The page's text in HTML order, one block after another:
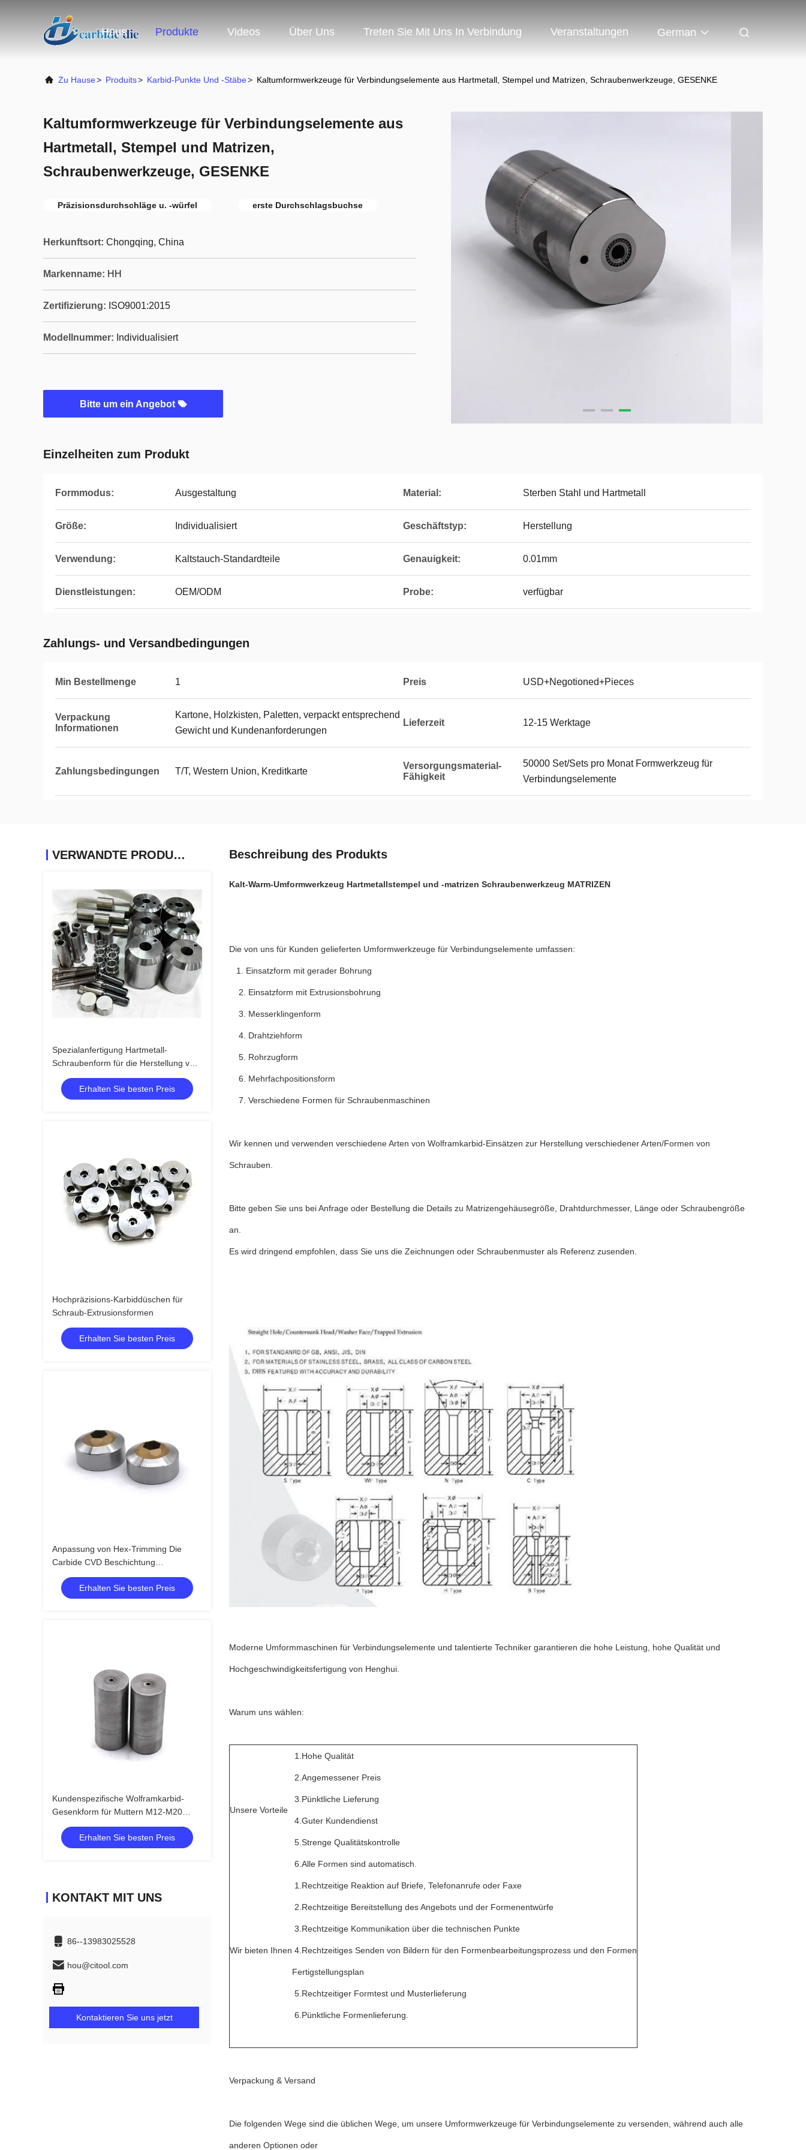
Haus Produkte Videos Über Uns Treten Sie Mit Uns In Verbindung Veranstaltungen German
Zu Hause> Produits> Karbid-Punkte Und -Stäbe> Kaltumformwerkzeuge für Verbindungselemente aus Hartmetall, Stempel und Matrizen, Schraubenwerkzeuge, GESENKE
Kaltumformwerkzeuge für Verbindungselemente aus
Hartmetall, Stempel und Matrizen,
Schraubenwerkzeuge, GESENKE
Präzisionsdurchschläge u. -würfel erste Durchschlagsbuchse
Herkunftsort: Chongqing, China
Markenname: HH
Zertifizierung: ISO9001:2015
Modellnummer: Individualisiert
Bitte um ein Angebot
Einzelheiten zum Produkt
Formmodus: Ausgestaltung Material: Sterben Stahl und Hartmetall
Größe: Individualisiert Geschäftstyp: Herstellung
Verwendung: Kaltstauch-Standardteile Genauigkeit: 0.01mm
Dienstleistungen: OEM/ODM Probe: verfügbar
Zahlungs- und Versandbedingungen
Min Bestellmenge 1 Preis USD+Negotioned+Pieces
Verpackung
Informationen
Kartone, Holzkisten, Paletten, verpackt entsprechend
Gewicht und Kundenanforderungen
Lieferzeit 12-15 Werktage
Zahlungsbedingungen T/T, Western Union, Kreditkarte
Versorgungsmaterial-
Fähigkeit
50000 Set/Sets pro Monat Formwerkzeug für
Verbindungselemente
VERWANDTE PRODUKTE
Spezialanfertigung Hartmetall-
Schraubenform für die Herstellung von
Verbindungselementen
Erhalten Sie besten Preis
Hochpräzisions-Karbiddüschen für
Schraub-Extrusionsformen
Erhalten Sie besten Preis
Anpassung von Hex-Trimming Die
Carbide CVD Beschichtung
Industrieform
Erhalten Sie besten Preis
Kundenspezifische Wolframkarbid-
Gesenkform für Muttern M12-M20
Schmiedeform
Erhalten Sie besten Preis
KONTAKT MIT UNS
86--13983025528
hou@citool.com
Kontaktieren Sie uns jetzt
Beschreibung des Produkts
Kalt-Warm-Umformwerkzeug Hartmetallstempel und -matrizen Schraubenwerkzeug MATRIZEN
Die von uns für Kunden gelieferten Umformwerkzeuge für Verbindungselemente umfassen:
1. Einsatzform mit gerader Bohrung
2. Einsatzform mit Extrusionsbohrung
3. Messerklingenform
4. Drahtziehform
5. Rohrzugform
6. Mehrfachpositionsform
7. Verschiedene Formen für Schraubenmaschinen
Wir kennen und verwenden verschiedene Arten von Wolframkarbid-Einsätzen zur Herstellung verschiedener Arten/Formen von
Schrauben.
Bitte geben Sie uns bei Anfrage oder Bestellung die Details zu Matrizengehäusegröße, Drahtdurchmesser, Länge oder Schraubengröße
an.
Es wird dringend empfohlen, dass Sie uns die Zeichnungen oder Schraubenmuster als Referenz zusenden.
Moderne Umformmaschinen für Verbindungselemente und talentierte Techniker garantieren die hohe Leistung, hohe Qualität und
Hochgeschwindigkeitsfertigung von Henghui.
Warum uns wählen:
Unsere Vorteile
1.Hohe Qualität
2.Angemessener Preis
3.Pünktliche Lieferung
4.Guter Kundendienst
5.Strenge Qualitätskontrolle
6.Alle Formen sind automatisch.
Wir bieten Ihnen
1.Rechtzeitige Reaktion auf Briefe, Telefonanrufe oder Faxe
2.Rechtzeitige Bereitstellung des Angebots und der Formenentwürfe
3.Rechtzeitige Kommunikation über die technischen Punkte
4.Rechtzeitiges Senden von Bildern für den Formenbearbeitungsprozess und den Formen
Fertigstellungsplan
5.Rechtzeitiger Formtest und Musterlieferung
6.Pünktliche Formenlieferung.
Verpackung & Versand
Die folgenden Wege sind die üblichen Wege, um unsere Umformwerkzeuge für Verbindungselemente zu versenden, während auch alle
anderen Optionen oder